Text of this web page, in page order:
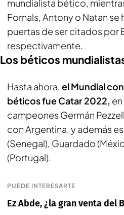
mundialista bético,
Fornals, Antony o Natan se
puertas de ser citados por
respectivamente.
Los béticos
Hasta ahora, el Mundial
béticos fue Catar 2022,
campeones Germán
con Argentina, y además
(Senegal), Guardado
(Portugal).
PUEDE INTERESARTE
Ez Abde, ¿la gran venta del